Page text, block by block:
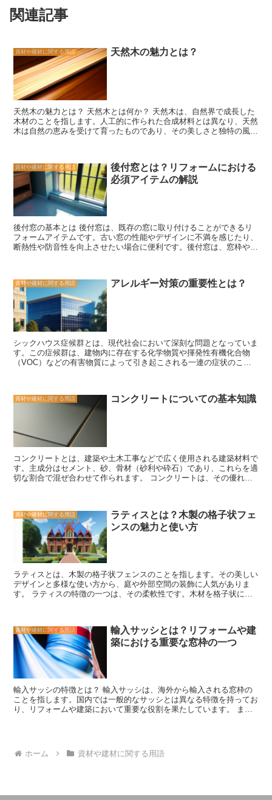
関連記事
資材や建材に関する用語 天然木の魅力とは？
天然木の魅力とは？ 天然木とは何か？ 天然木は、自然界で成長した
木材のことを指します。人工的に作られた合成材料とは異なり、天然
木は自然の恵みを受けて育ったものであり、その美しさと独特の風合
があります。これにより、天然木の家具や床材などは、一つとして同
じものが存在しないと言っても過言ではありません。 また、天然木
は環境に優しい素材としても知られています。木材は二酸化炭素を吸
収し、酸素を放出するため、地球温暖化の抑制にも貢献します。ま
た、木材は再生可能な資源であり、適切な管理と伐採によって持続的
に利用することができます。 さらに、天然木は耐久性にも優れてい
ます。適切な加工とメンテナンスを行えば、長期間にわたって美しい
状態を保つことができます。また、木材は熱や音を適切に調節する性
質があり、快適な居住環境を提供します。 天然木の利用 天然木は、
家具や床材、建築材料など、さまざまな用途で利用されています。そ
して、天然木を使用した住宅が増えてきています。 まとめ 天然木
は、その自然な風合いと環境に優しい特性から、多くの人々に愛され
ています。その美しさと耐久性は、他の素材では代替することができ
ません。天然木を使用した家具や建築材料は、暖かみと個性を与えて
くれます。また、持続可能な資源としての価値も高く、地球環境の保
護にも貢献しています。天然木の魅力を活かした素敵な空間を作り上
資材や建材に関する用語
後付窓とは？リフォームにおける
必須アイテムの解説
後付窓の基本とは 後付窓は、既存の窓に取り付けることができるリ
フォームアイテムです。古い窓の性能やデザインに不満を感じたり、
断熱性や防音性を向上させたい場合に便利です。後付窓は、窓枠やサ
です。取り付ける際には、既存の窓の寸法に合わせて後付窓を選ぶ必
要があります。また、断熱性や防音性を向上させるためには、適切な
断熱材や防音材を使用することも重要です。 後付窓のメリットは、
まず断熱性の向上です。古い窓は、熱の逃げやすい素材や構造ででき
ているため、冬場には暖房効果が低くなり、夏場には冷房効果が低下
します。後付窓を取り付けることで、断熱性を向上させることがで
き、エネルギー効率の良い住まいへと改善することができます。 ま
た、後付窓は防音性の向上にも効果的です。道路や鉄道の騒音、隣近
所の音など、外部からの騒音を軽減することができます。特に都市部
はデザイン性にも優れています。様々なデザインやカラーバリエーシ
ョンがあり、既存の窓と調和させることができます。リフォームの際
には、建物の外観やインテリアとの調和を考慮しながら、後付窓を選
ぶことが重要です。 後付窓は、リフォームにおいて必須のアイテム
と言えるでしょう。断熱性や防音性の向上、デザイン性の向上など、
様々なメリットがあります。また、取り付けも比較的簡単で、手間や
検討してみてはいかがでしょうか。
資材や建材に関する用語 アレルギー対策の重要性とは？
シックハウス症候群とは、現代社会において深刻な問題となっていま
す。この症候群は、建物内に存在する化学物質や揮発性有機化合物
（VOC）などの有害物質によって引き起こされる一連の症状のこと
く低下させることがあります。 この症候群の原因としては、新築や
リフォーム時に使用される建材や家具から発散される化学物質が挙げ
られます。特に、合板や塗料、カーペットなどの製品に含まれる揮発
性有機化合物は、室内空気中に蓄積されることで症状を引き起こす可
能性があります。 シックハウス症候群を予防するためには、以下の
対策が重要です。まず、建材や家具の選択に注意を払うことが必要で
す。低VOCの製品を選ぶことで、有害物質の発散を最小限に抑える
ことができます。また、定期的な換気や空気清浄機の使用も効果的で
す。室内の空気を常に新鮮な状態に保つことで、有害物質の濃度を低
するための適切な治療法や対策を提案してもらうことができます。
シックハウス症候群は、私たちの健康と生活に大きな影響を与える可
能性があります。そのため、建物の設計や管理において、有害物質の
排出を最小限に抑える取り組みが求められています。私たち自身も、
健康な環境を作り出すための意識を持ち、予防策を積極的に取り入れ
ることが重要です。
資材や建材に関する用語 コンクリートについての基本知識
コンクリートとは、建築や土木工事などで広く使用される建築材料で
す。主成分はセメント、砂、骨材（砂利や砕石）であり、これらを適
切な割合で混ぜ合わせて作られます。 コンクリートは、その優れた
れています。 さらに、コンクリートは施工の自由度が高いという特
徴もあります。柔軟な性質を持っており、様々な形状やサイズに対応
することができます。そのため、建築物や構造物の設計において、自
由な発想を生かすことができます。 また、コンクリートは環境にも
配慮した建築材料として注目されています。セメントの製造には石灰
石や粘土などの天然資源が使用されますが、再生利用や代替材料の開
発により、環境負荷を軽減する取り組みが進んでいます。 コンクリ
ートは、私たちの生活に欠かせない建築材料です。その優れた特性と
持続可能性から、今後もさらなる進化が期待されています。建築や土
資材や建材に関する用語
ラティスとは？木製の格子状フェ
ンスの魅力と使い方
ラティスとは、木製の格子状フェンスのことを指します。その美しい
デザインと多様な使い方から、庭や外部空間の装飾に人気がありま
す。 ラティスの特徴の一つは、その柔軟性です。木材を格子状に組
風を通すことができるという利点もあります。これにより、庭やテラ
スなどの外部空間を明るく開放的に保つことができます。さらに、植
物を絡ませたり、クライミングフレームとして活用することもできま
す。 さまざまな素材で作られたラティスがありますが、木製のもの
が最も一般的です。木材は自然な風合いを持ち、庭や外部空間に温か
みを与えます。また、耐久性もあり、適切なメンテナンスを行えば長
期間使用することができます。 ラティスの使い方は多岐にわたりま
す。例えば、庭の境界線として使用することで、プライバシーを保護
しながらも開放感を持たせることができます。また、壁面やフェンス
ら、庭や外部空間の装飾において重要な役割を果たします。その柔軟
性と耐久性を活かして、自分だけのオリジナルな空間を作り上げてみ
資材や建材に関する用語
輸入サッシとは？リフォームや建
築における重要な窓枠の一つ
輸入サッシの特徴とは？ 輸入サッシは、海外から輸入される窓枠の
ことを指します。国内では一般的なサッシとは異なる特徴を持ってお
り、リフォームや建築において重要な役割を果たしています。 ま
できます。また、デザイン性にも優れており、様々なスタイルやカラ
ーの窓枠を選ぶことができます。これにより、建物の外観やインテリ
高く、室内の温度を安定させることができます。これにより、冷暖房
ホーム 資材や建材に関する用語